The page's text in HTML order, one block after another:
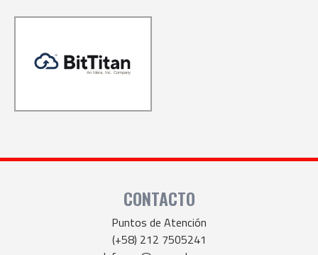
CONTACTO
Puntos de Atención
(+58) 212 7505241